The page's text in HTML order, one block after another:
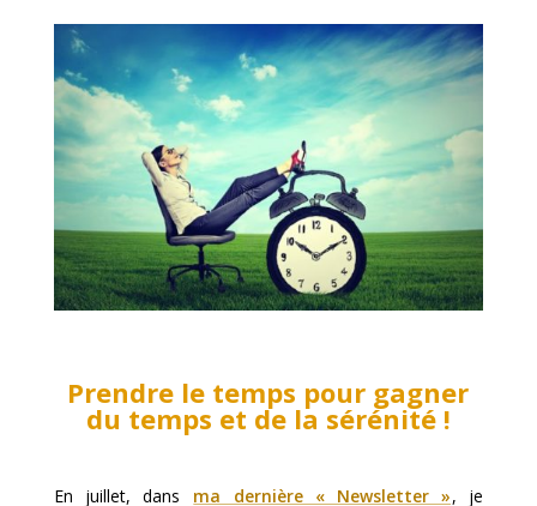
Prendre le temps pour gagner
du temps et de la sérénité !
En juillet, dans ma dernière « Newsletter », je